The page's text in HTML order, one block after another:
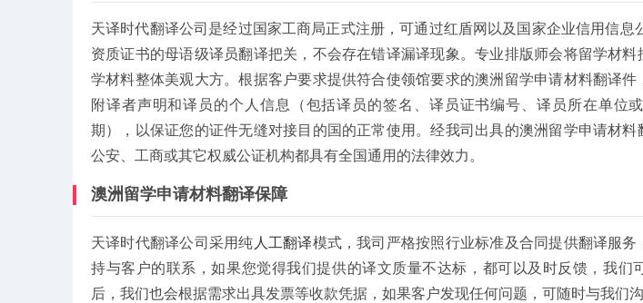
天译时代翻译公司是经过国家工商局正式注册，可通过红盾网以及国家企业信用信息
资质证书的母语级译员翻译把关，不会存在错译漏译现象。专业排版师会将留学材
学材料整体美观大方。根据客户要求提供符合使领馆要求的澳洲留学申请材料翻译
附译者声明和译员的个人信息（包括译员的签名、译员证书编号、译员所在单位
期），以保证您的证件无缝对接目的国的正常使用。经我司出具的澳洲留学申请材料
公安、工商或其它权威公证机构都具有全国通用的法律效力。
澳洲留学申请材料翻译保障
天译时代翻译公司采用纯 人工翻译模式，我司严格按照行业标准及合同提供翻译服
持与客户的联系，如果您觉得我们提供的译文质量不达标，都可以及时反馈，我们
后，我们也会根据需求出具发票等收款凭据，如果客户发现任何问题，可随时与我们沟